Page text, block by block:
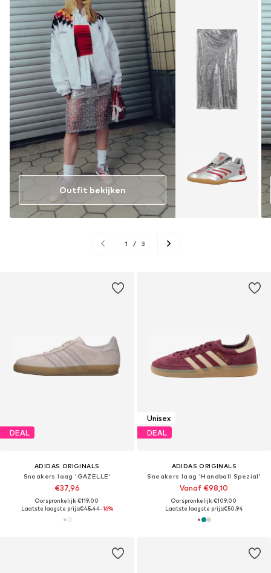
Outfit bekijken
1 / 3
DEAL
ADIDAS ORIGINALS
Sneakers laag 'GAZELLE'
€37,96
Oorspronkelijk: €119,00
Laatste laagste prijs:€45,44-16%
Unisex
DEAL
ADIDAS ORIGINALS
Sneakers laag 'Handball Spezial'
Vanaf €98,10
Oorspronkelijk: €109,00
Laatste laagste prijs:€50,94